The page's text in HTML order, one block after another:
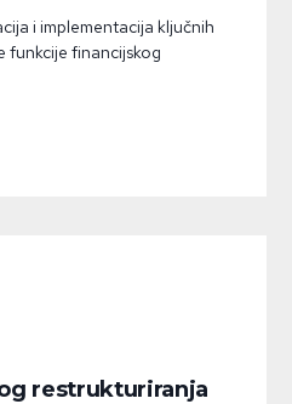
i implementacija ključnih
funkcije financijskog
restrukturiranja